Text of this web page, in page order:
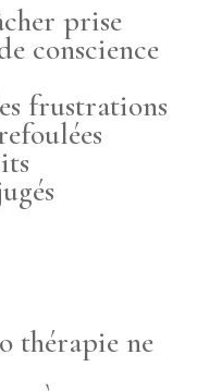
prise
conscience
frustrations
thérapie ne